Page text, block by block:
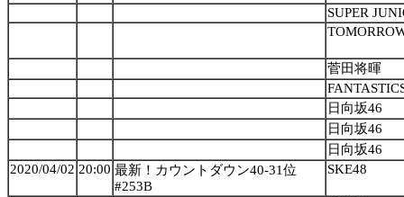
SUPER
菅田将暉
日向坂46
日向坂46
日向坂46
2020/04/02 20:00 最新！カウントダウン40-31位
#253B
SKE48